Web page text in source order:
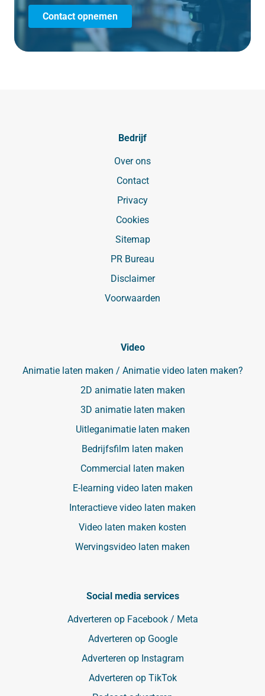
Contact opnemen
Bedrijf
Over ons
Contact
Privacy
Cookies
Sitemap
PR Bureau
Disclaimer
Voorwaarden
Video
Animatie laten maken / Animatie video laten maken?
2D animatie laten maken
3D animatie laten maken
Uitleganimatie laten maken
Bedrijfsfilm laten maken
Commercial laten maken
E-learning video laten maken
Interactieve video laten maken
Video laten maken kosten
Wervingsvideo laten maken
Social media services
Adverteren op Facebook / Meta
Adverteren op Google
Adverteren op Instagram
Adverteren op TikTok